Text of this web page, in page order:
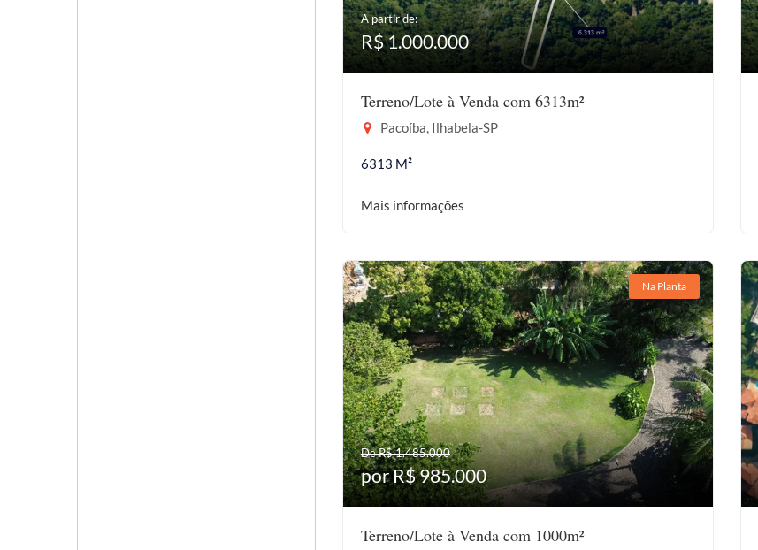
A partir de:
R$ 1.000.000
Terreno/Lote à Venda com 6313m²
Pacoíba, Ilhabela-SP
6313 M²
Mais informações
Na Planta
De R$ 1.485.000
por R$ 985.000
Terreno/Lote à Venda com 1000m²